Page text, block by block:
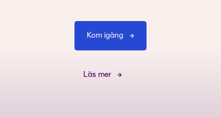
Kom igång
Läs mer